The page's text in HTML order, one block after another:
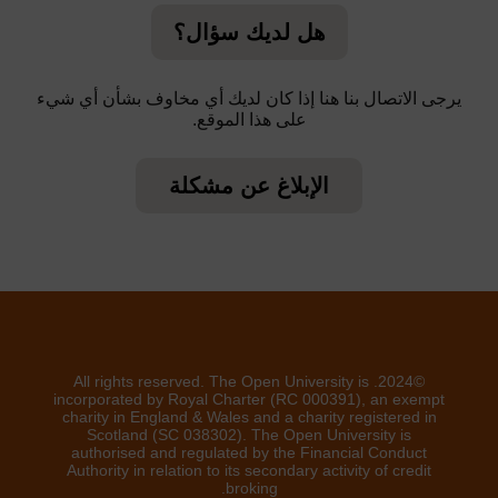
هل لديك سؤال؟
يرجى الاتصال بنا هنا إذا كان لديك أي مخاوف بشأن أي شيء
على هذا الموقع.
الإبلاغ عن مشكلة
©2024. All rights reserved. The Open University is
incorporated by Royal Charter (RC 000391), an exempt
charity in England & Wales and a charity registered in
Scotland (SC 038302). The Open University is
authorised and regulated by the Financial Conduct
Authority in relation to its secondary activity of credit
broking.